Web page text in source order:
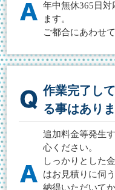
年中無休365日対
ます。
ご都合にあわせ
作業完了し
る事はあり
追加料金等発生
心ください。
しっかりとした
はお見積りに伺
納得いただいて